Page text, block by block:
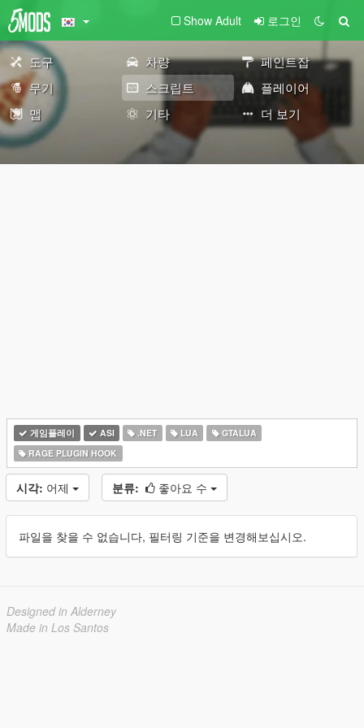
Show Adult 로그인
도구 차량
페인트잡
무기
스크립트
플레이어
맵
기타 더 보기
게임플레이 ASI .NET LUA
GTALUA
RAGE PLUGIN HOOK
시각: 어제 분류: 좋아요 수
파일을 찾을 수 없습니다, 필터링 기준을 변경해보십시오.
Designed in Alderney
Made in Los Santos